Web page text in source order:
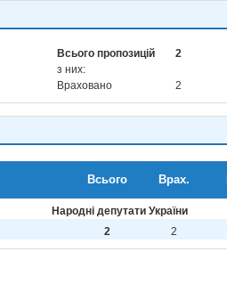
Всього пропозицій
2
з них:
Враховано
2
Всього Врах.
Народні депутати України
2 2